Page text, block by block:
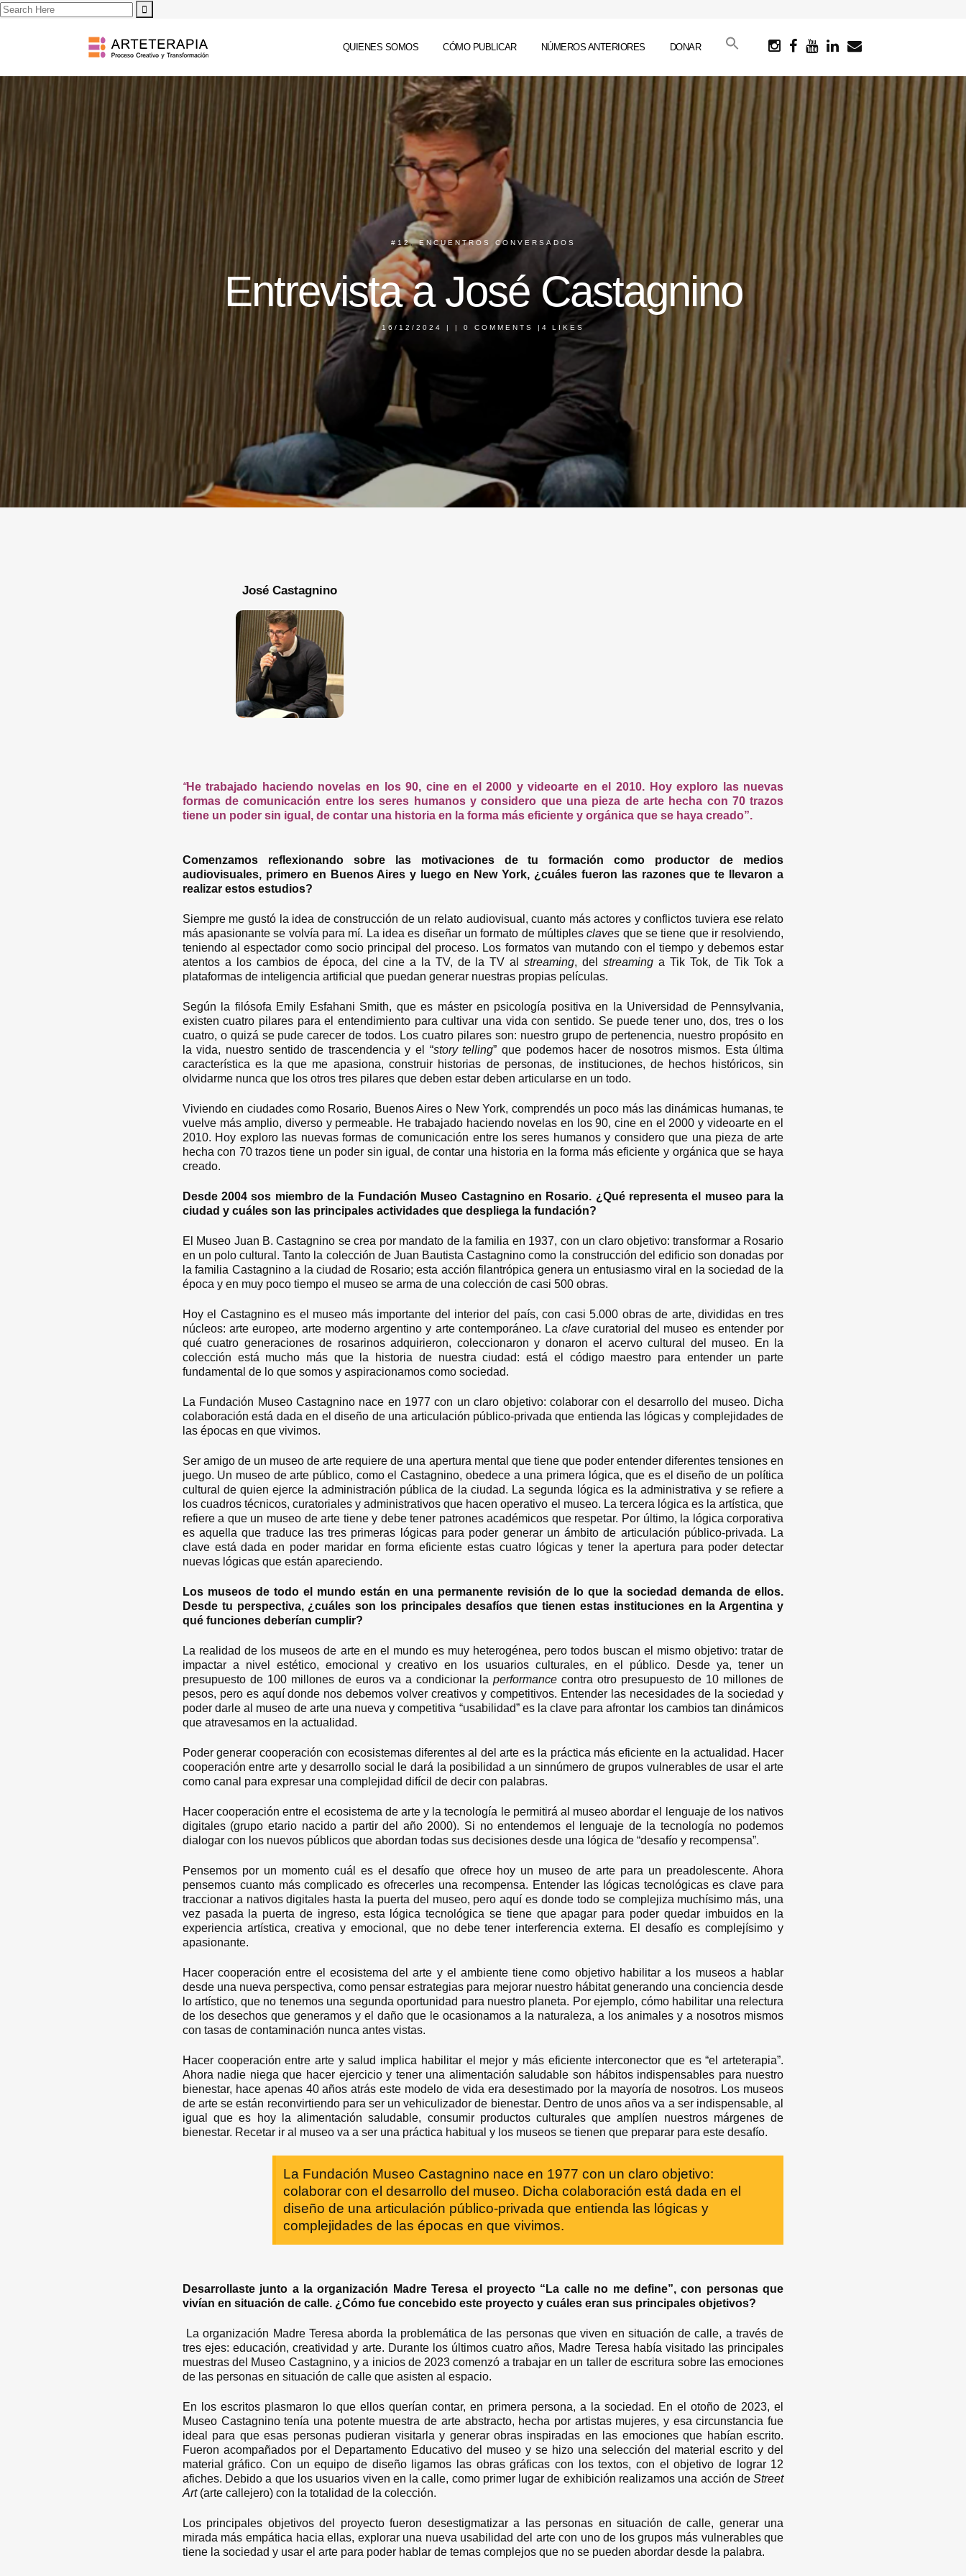
QUIENES SOMOS CÓMO PUBLICAR NÚMEROS ANTERIORES DONAR
#12,ENCUENTROS CONVERSADOS
Entrevista a José Castagnino
16/12/2024 | | 0 COMMENTS | 4 LIKES
José Castagnino
“He trabajado haciendo novelas en los 90, cine en el 2000 y videoarte en el 2010. Hoy exploro las nuevas
formas de comunicación entre los seres humanos y considero que una pieza de arte hecha con 70 trazos
tiene un poder sin igual, de contar una historia en la forma más eficiente y orgánica que se haya creado”.
Comenzamos reflexionando sobre las motivaciones de tu formación como productor de medios
audiovisuales, primero en Buenos Aires y luego en New York, ¿cuáles fueron las razones que te llevaron a
realizar estos estudios?
Siempre me gustó la idea de construcción de un relato audiovisual, cuanto más actores y conflictos tuviera ese relato
más apasionante se volvía para mí. La idea es diseñar un formato de múltiplesclaves que se tiene que ir resolviendo,
teniendo al espectador como socio principal del proceso. Los formatos van mutando con el tiempo y debemos estar
atentos a los cambios de época, del cine a la TV, de la TV alstreaming, delstreaming a Tik Tok, de Tik Tok a
plataformas de inteligencia artificial que puedan generar nuestras propias películas.
Según la filósofa Emily Esfahani Smith, que es máster en psicología positiva en la Universidad de Pennsylvania,
existen cuatro pilares para el entendimiento para cultivar una vida con sentido. Se puede tener uno, dos, tres o los
cuatro, o quizá se pude carecer de todos. Los cuatro pilares son: nuestro grupo de pertenencia, nuestro propósito en
la vida, nuestro sentido de trascendencia y el “story telling” que podemos hacer de nosotros mismos. Esta última
característica es la que me apasiona, construir historias de personas, de instituciones, de hechos históricos, sin
olvidarme nunca que los otros tres pilares que deben estar deben articularse en un todo.
Viviendo en ciudades como Rosario, Buenos Aires o New York, comprendés un poco más las dinámicas humanas, te
vuelve más amplio, diverso y permeable. He trabajado haciendo novelas en los 90, cine en el 2000 y videoarte en el
2010. Hoy exploro las nuevas formas de comunicación entre los seres humanos y considero que una pieza de arte
hecha con 70 trazos tiene un poder sin igual, de contar una historia en la forma más eficiente y orgánica que se haya
creado.
Desde 2004 sos miembro de la Fundación Museo Castagnino en Rosario. ¿Qué representa el museo para la
ciudad y cuáles son las principales actividades que despliega la fundación?
El Museo Juan B. Castagnino se crea por mandato de la familia en 1937, con un claro objetivo: transformar a Rosario
en un polo cultural. Tanto la colección de Juan Bautista Castagnino como la construcción del edificio son donadas por
la familia Castagnino a la ciudad de Rosario; esta acción filantrópica genera un entusiasmo viral en la sociedad de la
época y en muy poco tiempo el museo se arma de una colección de casi 500 obras.
Hoy el Castagnino es el museo más importante del interior del país, con casi 5.000 obras de arte, divididas en tres
núcleos: arte europeo, arte moderno argentino y arte contemporáneo. La clavecuratorial del museo es entender por
qué cuatro generaciones de rosarinos adquirieron, coleccionaron y donaron el acervo cultural del museo. En la
colección está mucho más que la historia de nuestra ciudad: está el código maestro para entender un parte
fundamental de lo que somos y aspiracionamos como sociedad.
La Fundación Museo Castagnino nace en 1977 con un claro objetivo: colaborar con el desarrollo del museo. Dicha
colaboración está dada en el diseño de una articulación público-privada que entienda las lógicas y complejidades de
las épocas en que vivimos.
Ser amigo de un museo de arte requiere de una apertura mental que tiene que poder entender diferentes tensiones en
juego. Un museo de arte público, como el Castagnino, obedece a una primera lógica, que es el diseño de un política
cultural de quien ejerce la administración pública de la ciudad. La segunda lógica es la administrativa y se refiere a
los cuadros técnicos, curatoriales y administrativos que hacen operativo el museo. La tercera lógica es la artística, que
refiere a que un museo de arte tiene y debe tener patrones académicos que respetar. Por último, la lógica corporativa
es aquella que traduce las tres primeras lógicas para poder generar un ámbito de articulación público-privada. La
clave está dada en poder maridar en forma eficiente estas cuatro lógicas y tener la apertura para poder detectar
nuevas lógicas que están apareciendo.
Los museos de todo el mundo están en una permanente revisión de lo que la sociedad demanda de ellos.
Desde tu perspectiva, ¿cuáles son los principales desafíos que tienen estas instituciones en la Argentina y
qué funciones deberían cumplir?
La realidad de los museos de arte en el mundo es muy heterogénea, pero todos buscan el mismo objetivo: tratar de
impactar a nivel estético, emocional y creativo en los usuarios culturales, en el público. Desde ya, tener un
presupuesto de 100 millones de euros va a condicionar laperformance contra otro presupuesto de 10 millones de
pesos, pero es aquí donde nos debemos volver creativos y competitivos. Entender las necesidades de la sociedad y
poder darle al museo de arte una nueva y competitiva “usabilidad” es la clave para afrontar los cambios tan dinámicos
que atravesamos en la actualidad.
Poder generar cooperación con ecosistemas diferentes al del arte es la práctica más eficiente en la actualidad. Hacer
cooperación entre arte y desarrollo social le dará la posibilidad a un sinnúmero de grupos vulnerables de usar el arte
como canal para expresar una complejidad difícil de decir con palabras.
Hacer cooperación entre el ecosistema de arte y la tecnología le permitirá al museo abordar el lenguaje de los nativos
digitales (grupo etario nacido a partir del año 2000). Si no entendemos el lenguaje de la tecnología no podemos
dialogar con los nuevos públicos que abordan todas sus decisiones desde una lógica de “desafío y recompensa”.
Pensemos por un momento cuál es el desafío que ofrece hoy un museo de arte para un preadolescente. Ahora
pensemos cuanto más complicado es ofrecerles una recompensa. Entender las lógicas tecnológicas es clave para
traccionar a nativos digitales hasta la puerta del museo, pero aquí es donde todo se complejiza muchísimo más, una
vez pasada la puerta de ingreso, esta lógica tecnológica se tiene que apagar para poder quedar imbuidos en la
experiencia artística, creativa y emocional, que no debe tener interferencia externa. El desafío es complejísimo y
apasionante.
Hacer cooperación entre el ecosistema del arte y el ambiente tiene como objetivo habilitar a los museos a hablar
desde una nueva perspectiva, como pensar estrategias para mejorar nuestro hábitat generando una conciencia desde
lo artístico, que no tenemos una segunda oportunidad para nuestro planeta. Por ejemplo, cómo habilitar una relectura
de los desechos que generamos y el daño que le ocasionamos a la naturaleza, a los animales y a nosotros mismos
con tasas de contaminación nunca antes vistas.
Hacer cooperación entre arte y salud implica habilitar el mejor y más eficiente interconector que es “el arteterapia”.
Ahora nadie niega que hacer ejercicio y tener una alimentación saludable son hábitos indispensables para nuestro
bienestar, hace apenas 40 años atrás este modelo de vida era desestimado por la mayoría de nosotros. Los museos
de arte se están reconvirtiendo para ser un vehiculizador de bienestar. Dentro de unos años va a ser indispensable, al
igual que es hoy la alimentación saludable, consumir productos culturales que amplíen nuestros márgenes de
bienestar. Recetar ir al museo va a ser una práctica habitual y los museos se tienen que preparar para este desafío.
La Fundación Museo Castagnino nace en 1977 con un claro objetivo:
colaborar con el desarrollo del museo. Dicha colaboración está dada en el
diseño de una articulación público-privada que entienda las lógicas y
complejidades de las épocas en que vivimos.
Desarrollaste junto a la organización Madre Teresa el proyecto “La calle no me define”, con personas que
vivían en situación de calle. ¿Cómo fue concebido este proyecto y cuáles eran sus principales objetivos?
La organización Madre Teresa aborda la problemática de las personas que viven en situación de calle, a través de
tres ejes: educación, creatividad y arte. Durante los últimos cuatro años, Madre Teresa había visitado las principales
muestras del Museo Castagnino, y a inicios de 2023 comenzó a trabajar en un taller de escritura sobre las emociones
de las personas en situación de calle que asisten al espacio.
En los escritos plasmaron lo que ellos querían contar, en primera persona, a la sociedad. En el otoño de 2023, el
Museo Castagnino tenía una potente muestra de arte abstracto, hecha por artistas mujeres, y esa circunstancia fue
ideal para que esas personas pudieran visitarla y generar obras inspiradas en las emociones que habían escrito.
Fueron acompañados por el Departamento Educativo del museo y se hizo una selección del material escrito y del
material gráfico. Con un equipo de diseño ligamos las obras gráficas con los textos, con el objetivo de lograr 12
afiches. Debido a que los usuarios viven en la calle, como primer lugar de exhibición realizamos una acción deStreet
Art(arte callejero) con la totalidad de la colección.
Los principales objetivos del proyecto fueron desestigmatizar a las personas en situación de calle, generar una
mirada más empática hacia ellas, explorar una nueva usabilidad del arte con uno de los grupos más vulnerables que
tiene la sociedad y usar el arte para poder hablar de temas complejos que no se pueden abordar desde la palabra.